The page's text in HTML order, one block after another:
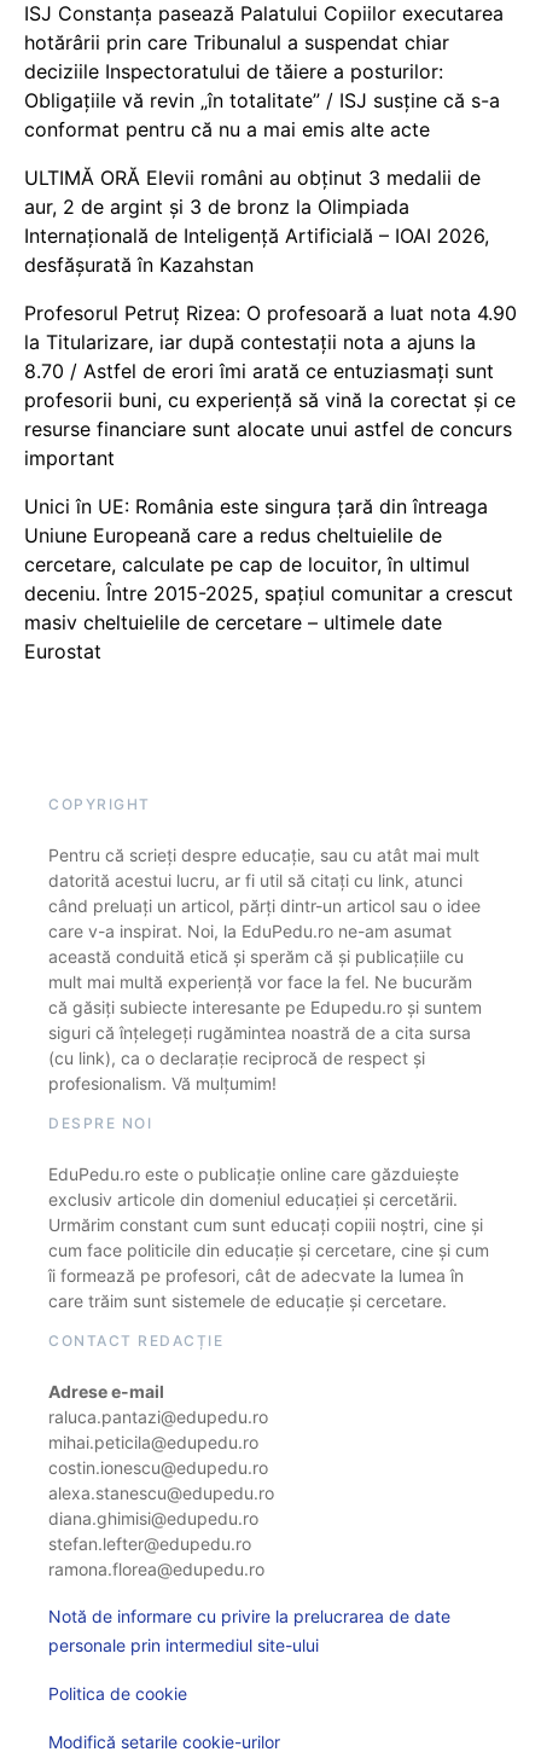
ISJ Constanța pasează Palatului Copiilor executarea
hotărârii prin care Tribunalul a suspendat chiar
deciziile Inspectoratului de tăiere a posturilor:
Obligațiile vă revin „în totalitate” / ISJ susține că s-a
conformat pentru că nu a mai emis alte acte
ULTIMĂ ORĂ Elevii români au obținut 3 medalii de
aur, 2 de argint și 3 de bronz la Olimpiada
Internațională de Inteligență Artificială – IOAI 2026,
desfășurată în Kazahstan
Profesorul Petruț Rizea: O profesoară a luat nota 4.90
la Titularizare, iar după contestații nota a ajuns la
8.70 / Astfel de erori îmi arată ce entuziasmați sunt
profesorii buni, cu experiență să vină la corectat și ce
resurse financiare sunt alocate unui astfel de concurs
important
Unici în UE: România este singura țară din întreaga
Uniune Europeană care a redus cheltuielile de
cercetare, calculate pe cap de locuitor, în ultimul
deceniu. Între 2015-2025, spațiul comunitar a crescut
masiv cheltuielile de cercetare – ultimele date
Eurostat
COPYRIGHT
Pentru că scrieți despre educație, sau cu atât mai mult
datorită acestui lucru, ar fi util să citați cu link, atunci
când preluați un articol, părți dintr-un articol sau o idee
care v-a inspirat. Noi, la EduPedu.ro ne-am asumat
această conduită etică și sperăm că și publicațiile cu
mult mai multă experiență vor face la fel. Ne bucurăm
că găsiți subiecte interesante pe Edupedu.ro și suntem
siguri că înțelegeți rugămintea noastră de a cita sursa
(cu link), ca o declarație reciprocă de respect și
profesionalism. Vă mulțumim!
DESPRE NOI
EduPedu.ro este o publicație online care găzduiește
exclusiv articole din domeniul educației și cercetării.
Urmărim constant cum sunt educați copiii noștri, cine și
cum face politicile din educație și cercetare, cine și cum
îi formează pe profesori, cât de adecvate la lumea în
care trăim sunt sistemele de educație și cercetare.
CONTACT REDACȚIE
Adrese e-mail
raluca.pantazi@edupedu.ro
mihai.peticila@edupedu.ro
costin.ionescu@edupedu.ro
alexa.stanescu@edupedu.ro
diana.ghimisi@edupedu.ro
stefan.lefter@edupedu.ro
ramona.florea@edupedu.ro
Notă de informare cu privire la prelucrarea de date
personale prin intermediul site-ului
Politica de cookie
Modifică setarile cookie-urilor